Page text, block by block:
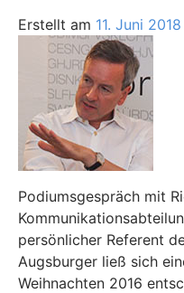
Erstellt am 11. Juni 2018
Podiumsgespräch mit
persönlicher Referent
Augsburger ließ sich
Weihnachten 2016